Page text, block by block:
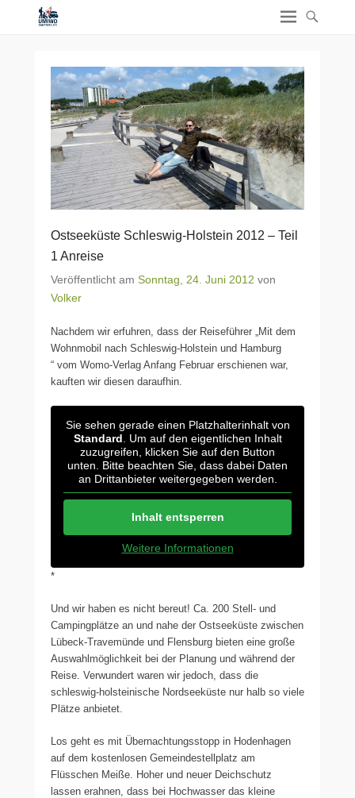
Ostseeküste Schleswig-Holstein 2012 – Teil
1 Anreise
Veröffentlicht am Sonntag, 24. Juni 2012 von
Volker
Nachdem wir erfuhren, dass der Reiseführer „Mit dem
Wohnmobil nach Schleswig-Holstein und Hamburg
“ vom Womo-Verlag Anfang Februar erschienen war,
kauften wir diesen daraufhin.
Sie sehen gerade einen Platzhalterinhalt von
Standard . Um auf den eigentlichen Inhalt
zuzugreifen, klicken Sie auf den Button
unten. Bitte beachten Sie, dass dabei Daten
an Drittanbieter weitergegeben werden.
Inhalt entsperren
Weitere Informationen
*
Und wir haben es nicht bereut! Ca. 200 Stell- und
Campingplätze an und nahe der Ostseeküste zwischen
Lübeck-Travemünde und Flensburg bieten eine große
Auswahlmöglichkeit bei der Planung und während der
Reise. Verwundert waren wir jedoch, dass die
schleswig-holsteinische Nordseeküste nur halb so viele
Plätze anbietet.
Los geht es mit Übernachtungsstopp in Hodenhagen
auf dem kostenlosen Gemeindestellplatz am
Flüsschen Meiße. Hoher und neuer Deichschutz
lassen erahnen, dass bei Hochwasser das kleine